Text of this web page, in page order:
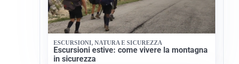
ESCURSIONI, NATURA E SICUREZZA
Escursioni estive: come vivere la montagna
in sicurezza